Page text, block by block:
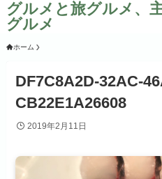
グルメと旅グルメ、
グルメ
ホーム
DF7C8A2D-32AC-
CB22E1A26608
2019年2月11日